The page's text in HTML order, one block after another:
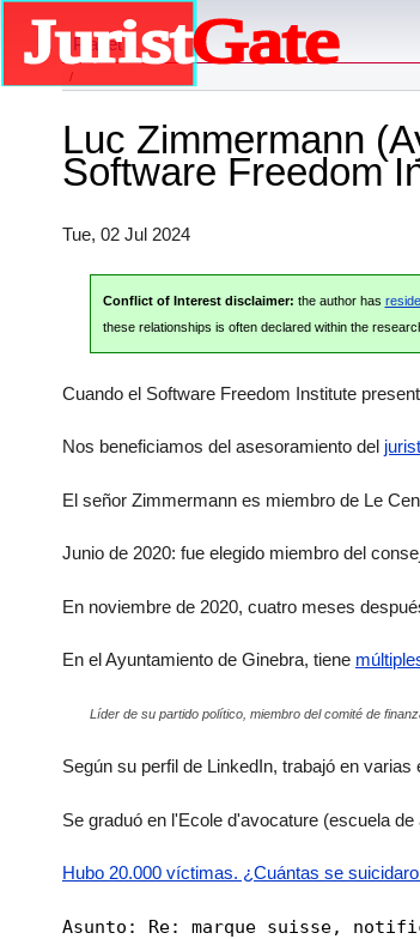
Planet
Luc Zimmermann
Software Freedom
Tue, 02 Jul 2024
Conflict of Interest disclaimer: the author has
these relationships is often declared within the
Cuando el Software Freedom Institute
Nos beneficiamos del asesoramiento del
El señor Zimmermann es miembro de Le
Junio ​​de 2020: fue elegido miembro del
En noviembre de 2020, cuatro meses
En el Ayuntamiento de Ginebra, tiene
Líder de su partido político, miembro del comité de
Según su perfil de LinkedIn, trabajó en
Se graduó en l'Ecole d'avocature (escuela
Hubo 20.000 víctimas. ¿Cuántas se
Asunto: Re: marque suisse,